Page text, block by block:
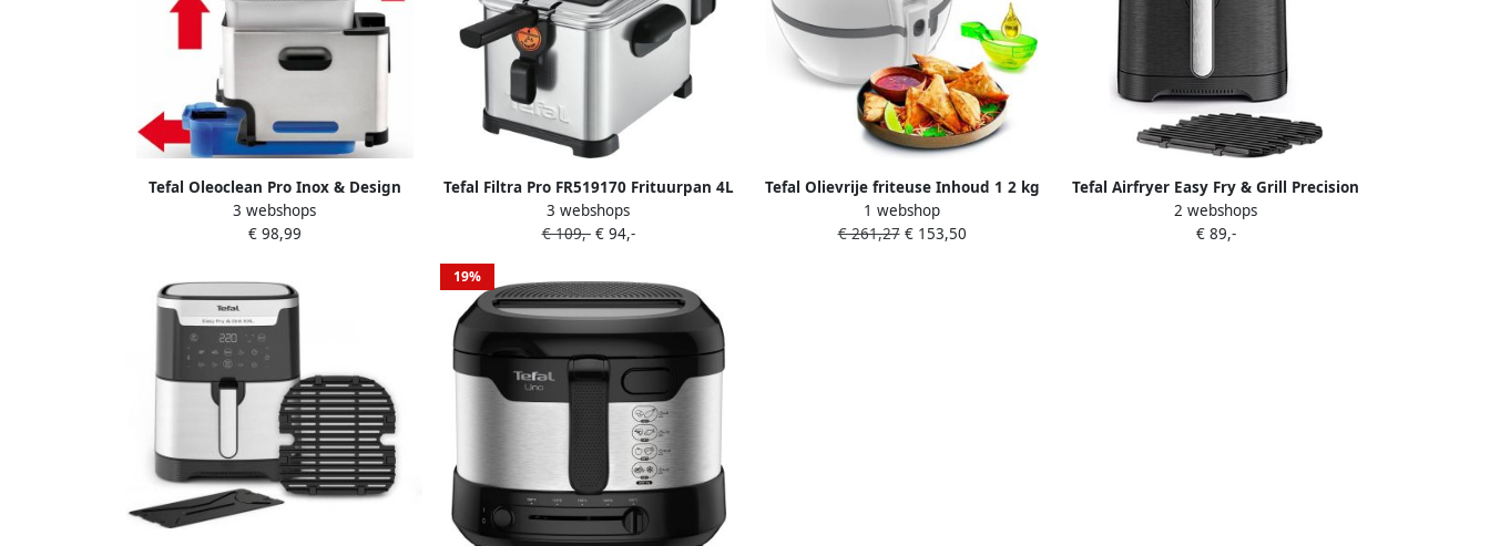
Tefal Oleoclean Pro Inox & Design
FR8040 Koude zone frituurpan 3 5 L
2300W Oliefiltersysteem Beste uit de
3 webshops
€ 98,99
Tefal Filtra Pro FR519170 Frituurpan 4L
2300W Koude Zone Met kijkvenster
RVS Anti-geurfilter
3 webshops
€ 109,-€ 94,-
Tefal Olievrije friteuse Inhoud 1 2 kg
Reukloos Krokante frietjes Speciale
toepassing Airfryer Actifry FZ722015
1 webshop
€ 261,27€ 153,50
Tefal Airfryer Easy Fry & Grill Precision
XL capaciteit 8 programma's minder
vet gegoten grillrooster EY5058
2 webshops
€ 89,-
19%